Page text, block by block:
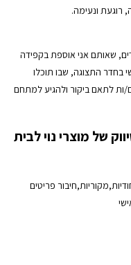
רוגעת ונעימה.
שאותם אני אוספת בקפידה
בחדר התצוגה, שבו תוכלו
ות לתאם ביקור ולהגיע למתחם
של מוצרי נוי לבית
פריטים